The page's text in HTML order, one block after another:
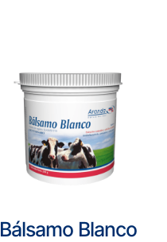
Bálsamo Blanco